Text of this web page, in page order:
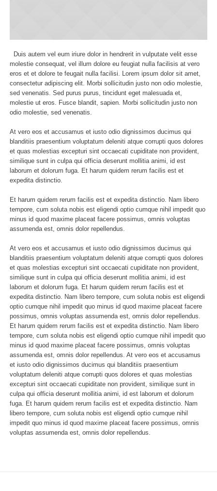
Duis autem vel eum iriure dolor in hendrerit in vulputate velit esse
molestie consequat, vel illum dolore eu feugiat nulla facilisis at vero
eros et et dolore te feugait nulla facilisi. Lorem ipsum dolor sit amet,
consectetur adipiscing elit. Morbi sollicitudin justo non odio molestie,
sed venenatis. Sed purus purus, tincidunt eget malesuada et,
molestie ut eros. Fusce blandit, sapien. Morbi sollicitudin justo non
odio molestie, sed venenatis.
At vero eos et accusamus et iusto odio dignissimos ducimus qui
blanditiis praesentium voluptatum deleniti atque corrupti quos dolores
et quas molestias excepturi sint occaecati cupiditate non provident,
similique sunt in culpa qui officia deserunt mollitia animi, id est
laborum et dolorum fuga. Et harum quidem rerum facilis est et
expedita distinctio.
Et harum quidem rerum facilis est et expedita distinctio. Nam libero
tempore, cum soluta nobis est eligendi optio cumque nihil impedit quo
minus id quod maxime placeat facere possimus, omnis voluptas
assumenda est, omnis dolor repellendus.
At vero eos et accusamus et iusto odio dignissimos ducimus qui
blanditiis praesentium voluptatum deleniti atque corrupti quos dolores
et quas molestias excepturi sint occaecati cupiditate non provident,
similique sunt in culpa qui officia deserunt mollitia animi, id est
laborum et dolorum fuga. Et harum quidem rerum facilis est et
expedita distinctio. Nam libero tempore, cum soluta nobis est eligendi
optio cumque nihil impedit quo minus id quod maxime placeat facere
possimus, omnis voluptas assumenda est, omnis dolor repellendus.
Et harum quidem rerum facilis est et expedita distinctio. Nam libero
tempore, cum soluta nobis est eligendi optio cumque nihil impedit quo
minus id quod maxime placeat facere possimus, omnis voluptas
assumenda est, omnis dolor repellendus. At vero eos et accusamus
et iusto odio dignissimos ducimus qui blanditiis praesentium
voluptatum deleniti atque corrupti quos dolores et quas molestias
excepturi sint occaecati cupiditate non provident, similique sunt in
culpa qui officia deserunt mollitia animi, id est laborum et dolorum
fuga. Et harum quidem rerum facilis est et expedita distinctio. Nam
libero tempore, cum soluta nobis est eligendi optio cumque nihil
impedit quo minus id quod maxime placeat facere possimus, omnis
voluptas assumenda est, omnis dolor repellendus.